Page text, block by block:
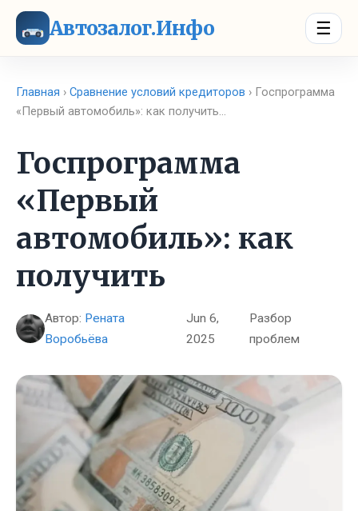
Автозалог.Инфо ☰
Главная › Сравнение условий кредиторов › Госпрограмма
«Первый автомобиль»: как получить…
Госпрограмма
«Первый
автомобиль»: как
получить
Автор: Рената
Воробьёва
Jun 6,
2025
Разбор
проблем